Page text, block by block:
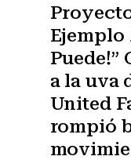
Ejemplo
Puede!”
a la uva
United
rompió